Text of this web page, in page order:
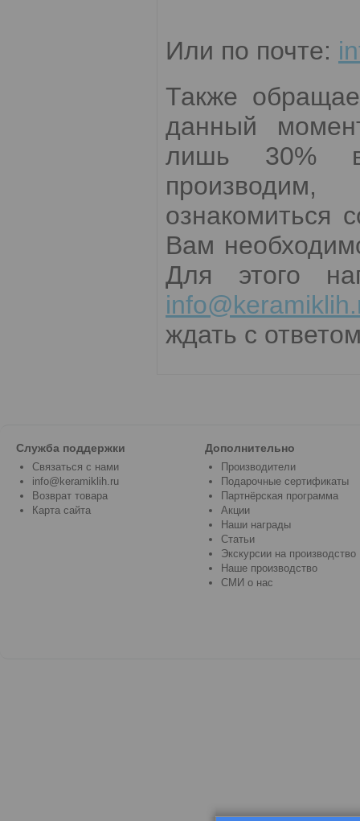
Или по почте:
Также
данный
лишь 30%
ознакомиться
Вам
Для этого
ждать с
Служба поддержки
Связаться с нами
info@keramiklih.ru
Возврат товара
Карта сайта
Дополнительно
Производители
Подарочные сертификаты
Партнёрская программа
Акции
Наши награды
Статьи
Экскурсии на производство
Наше производство
СМИ о нас